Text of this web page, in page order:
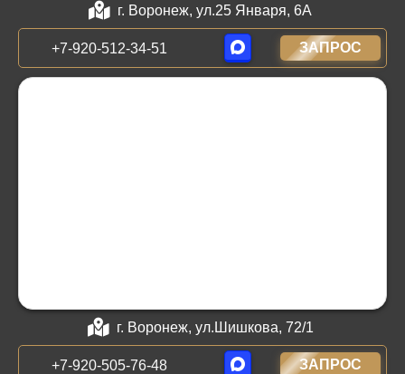
г. Воронеж, ул.25 Января, 6А
+7-920-512-34-51 ЗАПРОС
г. Воронеж, ул.Шишкова, 72/1
+7-920-505-76-48 ЗАПРОС